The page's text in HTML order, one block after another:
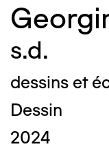
s.d.
dessins et
Dessin
2024